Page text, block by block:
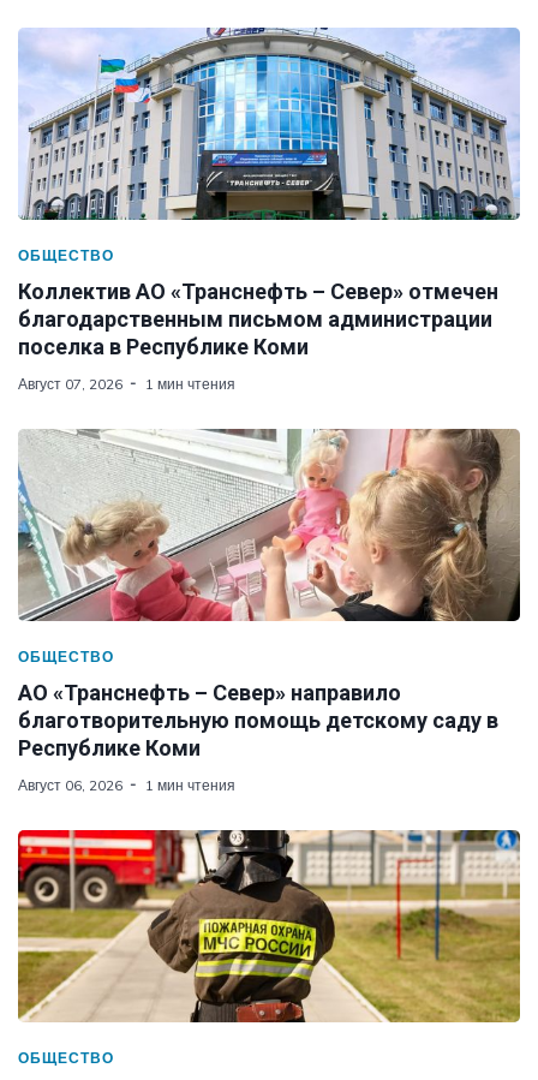
ОБЩЕСТВО
Коллектив АО «Транснефть – Север» отмечен
благодарственным письмом администрации
поселка в Республике Коми
Август 07, 2026 1 мин чтения
ОБЩЕСТВО
АО «Транснефть – Север» направило
благотворительную помощь детскому саду в
Республике Коми
Август 06, 2026 1 мин чтения
ОБЩЕСТВО